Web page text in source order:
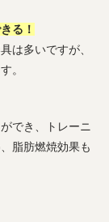
る！
は多いですが、
。
でき、トレーニ
脂肪燃焼効果も